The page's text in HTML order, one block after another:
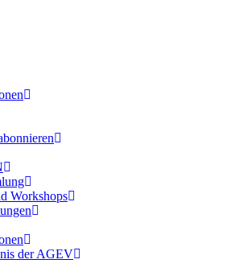
Workshops
der AGEV